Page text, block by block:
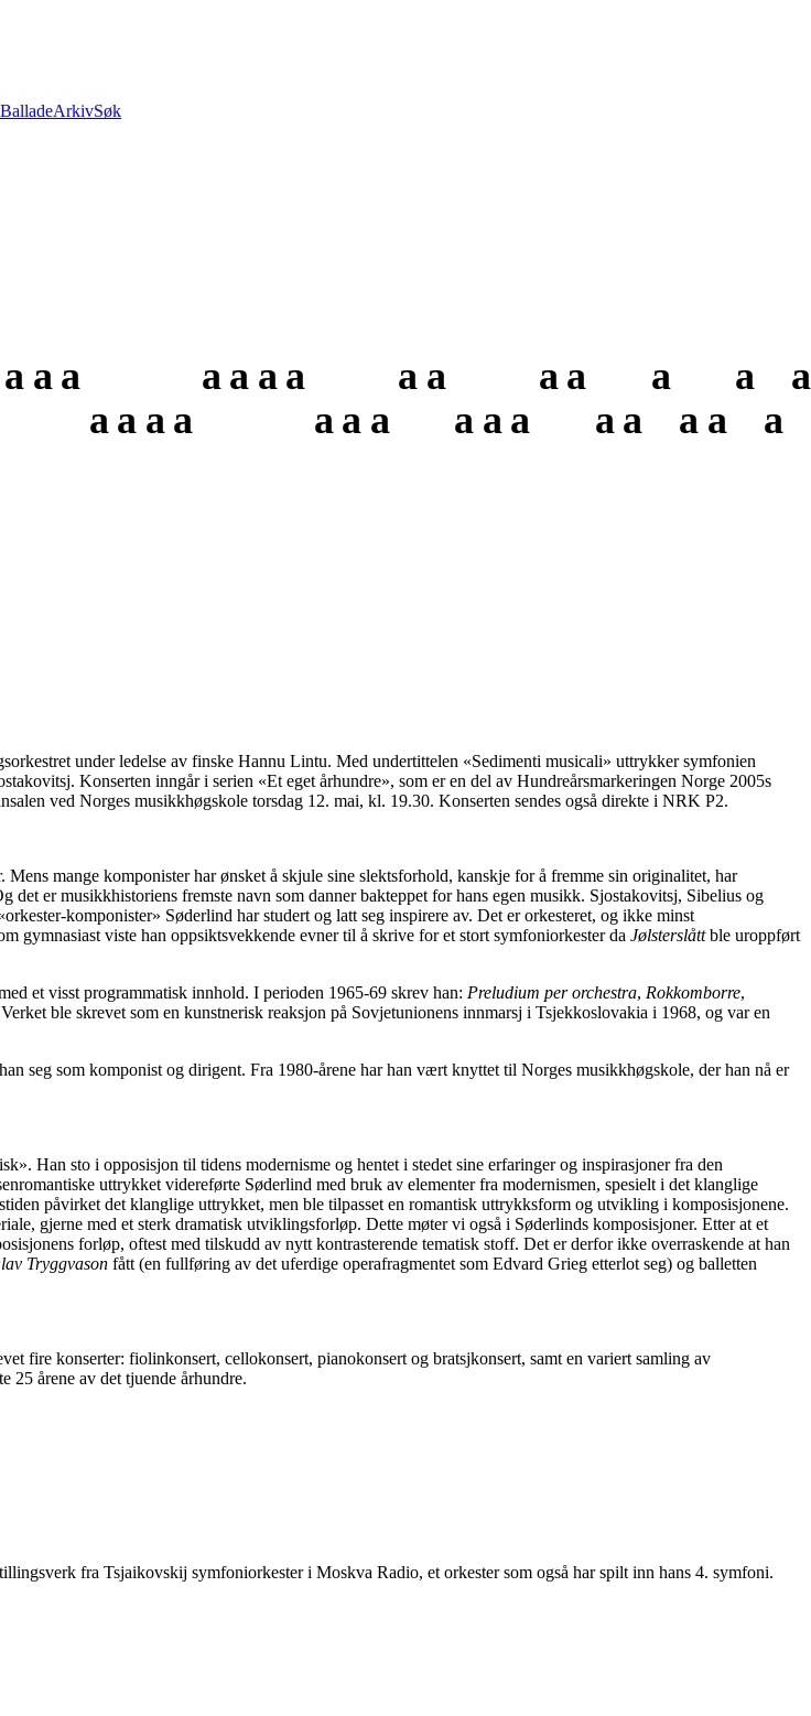
ArkivSøk
under ledelse av finske Hannu Lintu. Med undertittelen «Sedimenti musicali» uttrykker symfonien
Konserten inngår i serien «Et eget århundre», som er en del av Hundreårsmarkeringen Norge 2005s
ved Norges musikkhøgskole torsdag 12. mai, kl. 19.30. Konserten sendes også direkte i NRK P2.
mange komponister har ønsket å skjule sine slektsforhold, kanskje for å fremme sin originalitet, har
er musikkhistoriens fremste navn som danner bakteppet for hans egen musikk. Sjostakovitsj, Sibelius og
komponister» Søderlind har studert og latt seg inspirere av. Det er orkesteret, og ikke minst
gymnasiast viste han oppsiktsvekkende evner til å skrive for et stort symfoniorkester da Jølsterslåttble uroppført
et visst programmatisk innhold. I perioden 1965-69 skrev han: Preludium per orchestra, Rokkomborre,
ble skrevet som en kunstnerisk reaksjon på Sovjetunionens innmarsj i Tsjekkoslovakia i 1968, og var en
seg som komponist og dirigent. Fra 1980-årene har han vært knyttet til Norges musikkhøgskole, der han nå er
Han sto i opposisjon til tidens modernisme og hentet i stedet sine erfaringer og inspirasjoner fra den
uttrykket videreførte Søderlind med bruk av elementer fra modernismen, spesielt i det klanglige
påvirket det klanglige uttrykket, men ble tilpasset en romantisk uttrykksform og utvikling i komposisjonene.
gjerne med et sterk dramatisk utviklingsforløp. Dette møter vi også i Søderlinds komposisjoner. Etter at et
forløp, oftest med tilskudd av nytt kontrasterende tematisk stoff. Det er derfor ikke overraskende at han
Tryggvason fått (en fullføring av det uferdige operafragmentet som Edvard Grieg etterlot seg) og balletten
fire konserter: fiolinkonsert, cellokonsert, pianokonsert og bratsjkonsert, samt en variert samling av
25 årene av det tjuende århundre.
fra Tsjaikovskij symfoniorkester i Moskva Radio, et orkester som også har spilt inn hans 4. symfoni.